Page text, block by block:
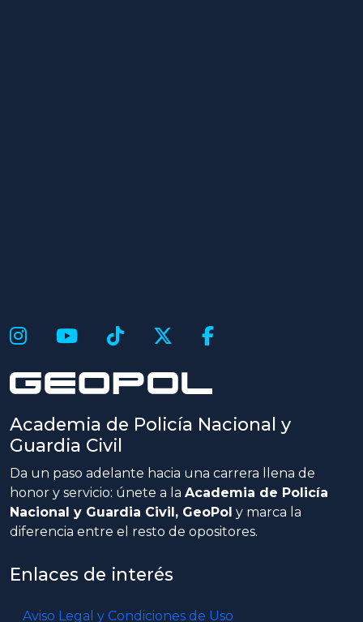
Academia de Policía Nacional y
Guardia Civil
Da un paso adelante hacia una carrera llena de
honor y servicio: únete a la Academia de Policía
Nacional y Guardia Civil, GeoPol y marca la
diferencia entre el resto de opositores.
Enlaces de interés
Aviso Legal y Condiciones de Uso